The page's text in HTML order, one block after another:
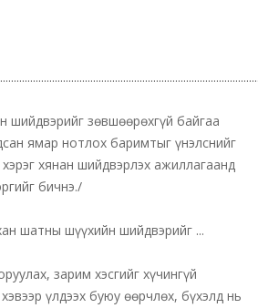
шийдвэрийг зөвшөөрөхгүй байгаа
ямар нотлох баримтыг үнэлснийг
хянан шийдвэрлэх ажиллагаанд
бичнэ./
шатны шүүхийн шийдвэрийг ...
зарим хэсгийг хүчингүй
үлдээх буюу өөрчлөх, бүхэлд нь